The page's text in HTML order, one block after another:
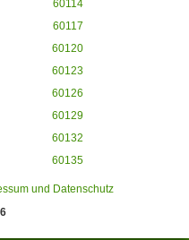
60114
60117
60120
60123
60126
60129
60132
60135
und Datenschutz